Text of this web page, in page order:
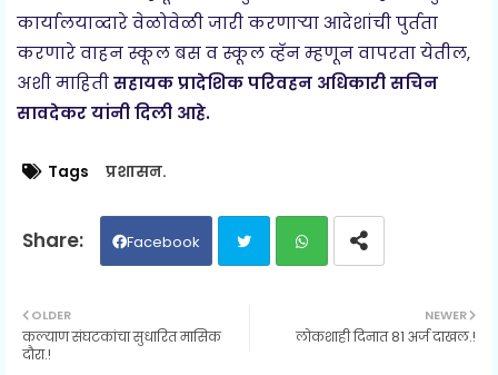
कार्यालयाव्दारे वेळोवेळी जारी करणाऱ्या आदेशांची पुर्तता
करणारे वाहन स्कूल बस व स्कूल व्हॅन म्हणून वापरता येतील,
अशी माहितीसहायक प्रादेशिक परिवहन अधिकारी सचिन
सावदेकर यांनी दिली आहे.
Tags प्रशासन.
Facebook
ats
NEWER
लोकशाही दिनात 81 अर्ज दाखल.!
OLDER
कल्याण संघटकांचा सुधारित मासिक
दौरा.!